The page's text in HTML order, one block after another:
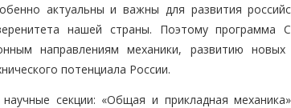
актуальны и важны для развития
нашей страны. Поэтому программа
направлениям механики, развитию новых
потенциала России.
секции: «Общая и прикладная